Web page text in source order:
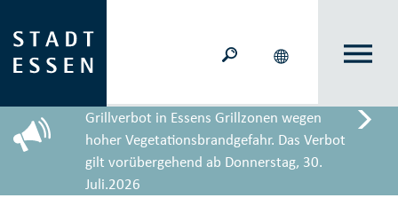
Grillverbot in Essens Grillzonen wegen
hoher Vegetationsbrandgefahr. Das Verbot
gilt vorübergehend ab Donnerstag, 30.
Juli.2026